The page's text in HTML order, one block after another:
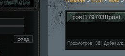
post1797038post
Просмотров: 36 Добавил: